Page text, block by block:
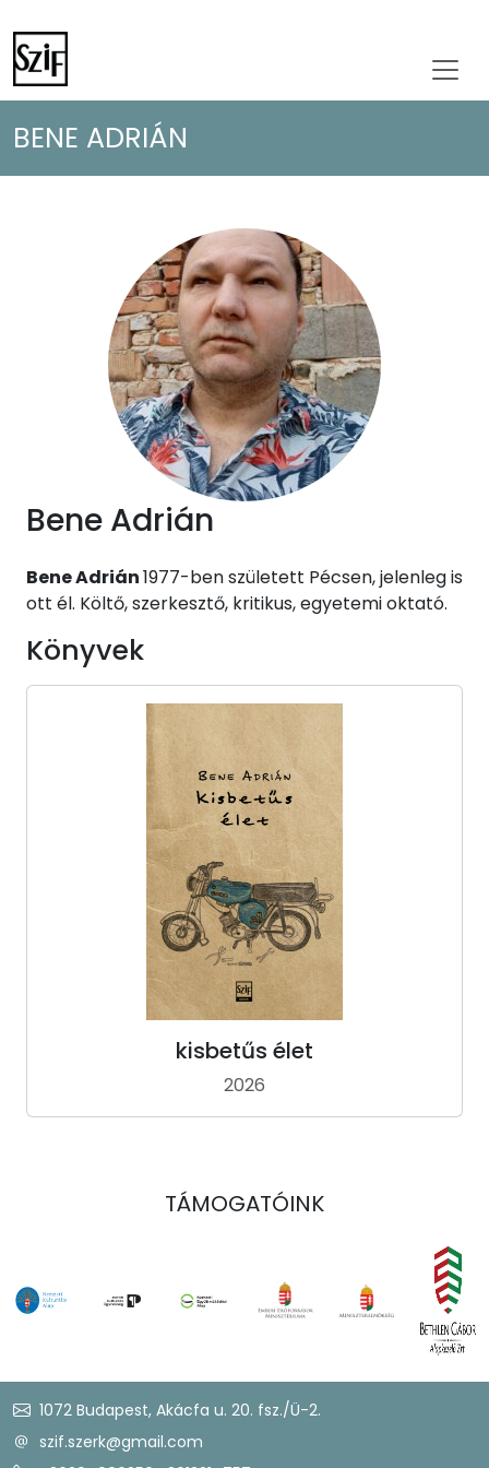
BENE ADRIÁN
Bene Adrián
Bene Adrián1977-ben született Pécsen, jelenleg is
ott él. Költő, szerkesztő, kritikus, egyetemi oktató.
Könyvek
kisbetűs élet
2026
TÁMOGATÓINK
1072 Budapest, Akácfa u. 20. fsz./Ü-2.
szif.szerk@gmail.com